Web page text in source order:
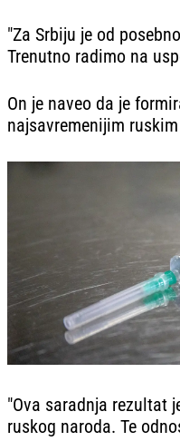
"Za Srbiju je od
Trenutno radimo na
On je naveo da je
najsavremenijim
"Ova saradnja rezultat
ruskog naroda. Te